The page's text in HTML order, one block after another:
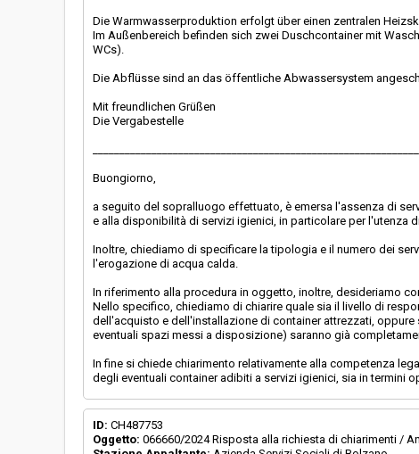
Die Warmwasserproduktion erfolgt über einen zentralen
Im Außenbereich befinden sich zwei Duschcontainer mit
WCs).
Die Abflüsse sind an das öffentliche Abwassersystem
Mit freundlichen Grüßen
Die Vergabestelle
Buongiorno,
a seguito del sopralluogo effettuato, è emersa l'assenza di
e alla disponibilità di servizi igienici, in particolare per l'utenza
Inoltre, chiediamo di specificare la tipologia e il numero dei
l'erogazione di acqua calda.
In riferimento alla procedura in oggetto, inoltre, desideriamo
Nello specifico, chiediamo di chiarire quale sia il livello di
dell'acquisto e dell'installazione di container attrezzati,
eventuali spazi messi a disposizione) saranno già
In fine si chiede chiarimento relativamente alla competenza
degli eventuali container adibiti a servizi igienici, sia in termini
ID: CH487753
Oggetto: 066660/2024 Risposta alla richiesta di chiarimenti /